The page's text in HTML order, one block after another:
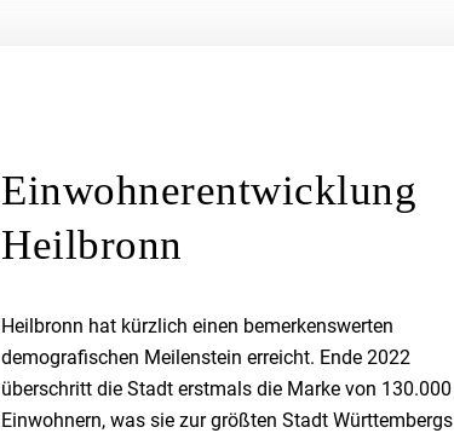
Einwohnerentwicklung
Heilbronn
Heilbronn hat kürzlich einen bemerkenswerten
demografischen Meilenstein erreicht. Ende 2022
überschritt die Stadt erstmals die Marke von 130.000
Einwohnern, was sie zur größten Stadt Württembergs